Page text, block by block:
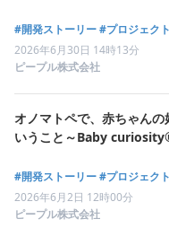
#開発ストーリー#プロジェク
2026年6月30日 14時13分
ピープル株式会社
オノマトペで、赤ちゃんの
いうこと～Baby
#開発ストーリー#プロジェク
2026年6月2日 12時00分
ピープル株式会社